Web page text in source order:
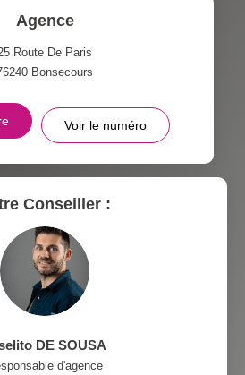
Agence
Route De Paris
Bonsecours
Voir le numéro
Conseiller :
DE SOUSA
d'agence